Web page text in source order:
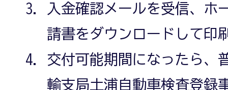
入金確認メールを受信、ホ
請書をダウンロードして印
交付可能期間になったら、
輸支局土浦自動車検査登録